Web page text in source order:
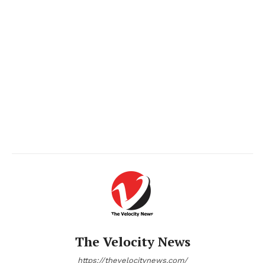
The Velocity News
https://thevelocitynews.com/